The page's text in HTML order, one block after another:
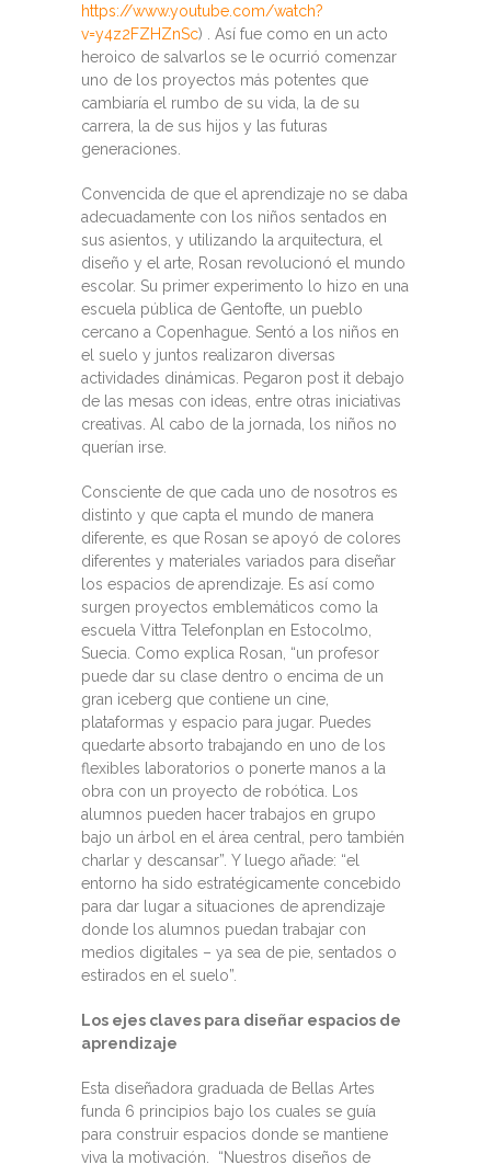
https://www.youtube.com/watch?
v=y4z2FZHZnSc) . Así fue como en un acto
heroico de salvarlos se le ocurrió comenzar
uno de los proyectos más potentes que
cambiaría el rumbo de su vida, la de su
carrera, la de sus hijos y las futuras
generaciones.
Convencida de que el aprendizaje no se daba
adecuadamente con los niños sentados en
sus asientos, y utilizando la arquitectura, el
diseño y el arte, Rosan revolucionó el mundo
escolar. Su primer experimento lo hizo en una
escuela pública de Gentofte, un pueblo
cercano a Copenhague. Sentó a los niños en
el suelo y juntos realizaron diversas
actividades dinámicas. Pegaron post it debajo
de las mesas con ideas, entre otras iniciativas
creativas. Al cabo de la jornada, los niños no
querían irse.
Consciente de que cada uno de nosotros es
distinto y que capta el mundo de manera
diferente, es que Rosan se apoyó de colores
diferentes y materiales variados para diseñar
los espacios de aprendizaje. Es así como
surgen proyectos emblemáticos como la
escuela Vittra Telefonplan en Estocolmo,
Suecia. Como explica Rosan, “un profesor
puede dar su clase dentro o encima de un
gran iceberg que contiene un cine,
plataformas y espacio para jugar. Puedes
quedarte absorto trabajando en uno de los
flexibles laboratorios o ponerte manos a la
obra con un proyecto de robótica. Los
alumnos pueden hacer trabajos en grupo
bajo un árbol en el área central, pero también
charlar y descansar”. Y luego añade: “el
entorno ha sido estratégicamente concebido
para dar lugar a situaciones de aprendizaje
donde los alumnos puedan trabajar con
medios digitales – ya sea de pie, sentados o
estirados en el suelo”.
Los ejes claves para diseñar espacios de
aprendizaje
Esta diseñadora graduada de Bellas Artes
funda 6 principios bajo los cuales se guía
para construir espacios donde se mantiene
viva la motivación. “Nuestros diseños de